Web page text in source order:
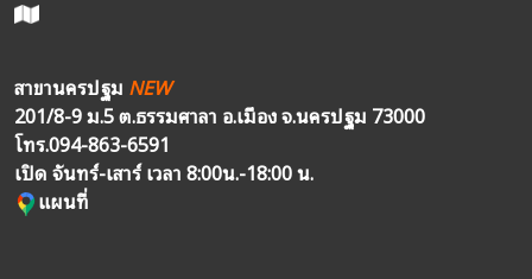
สาขานครปฐม NEW
201/8-9 ม.5 ต.ธรรมศาลา อ.เมือง จ.นครปฐม 73000
โทร.094-863-6591
เปิด จันทร์-เสาร์ เวลา 8:00น.-18:00 น.
แผนที่